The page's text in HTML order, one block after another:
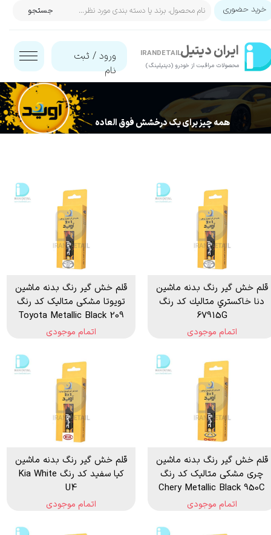
ایران‌ دیتیل
محصولات مراقبت از خودرو (دیتیلینگ)​​​​​​​
IRANDETAIL ورود / ثبت
نام
حساب کاربری من
تغییر گذر واژه
سفارشات
خروج از حساب کاربری
جستجو خرید حضوری
همه چیز برای یک درخشش فوق العاده
قلم خش گير رنگ بدنه ماشين
دنا خاكستري متاليك كد رنگ
67915G
اتمام موجودی
قلم خش گیر رنگ بدنه ماشین
تویوتا مشکی متالیک کد رنگ
209 Toyota Metallic Black
اتمام موجودی
قلم خش گیر رنگ بدنه ماشین
چری مشکی متالیک کد رنگ
Chery Metallic Black 950C
اتمام موجودی
قلم خش گير رنگ بدنه ماشين
كيا سفيد كد رنگ Kia White
U4
اتمام موجودی